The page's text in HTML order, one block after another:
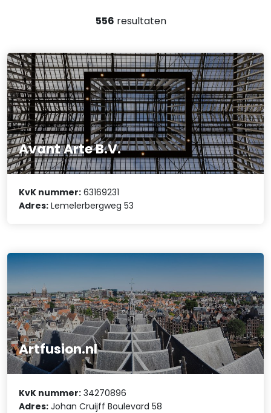
556 resultaten
Avant Arte B.V.
KvK nummer: 63169231
Adres: Lemelerbergweg 53
Artfusion.nl
KvK nummer: 34270896
Adres: Johan Cruijff Boulevard 58